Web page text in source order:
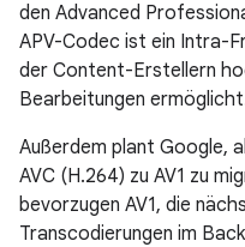
den Advanced
APV-Codec ist ein Intra-
der Content-Erstellern
Bearbeitungen
Außerdem plant Google,
AVC (H.264) zu AV1 zu
bevorzugen AV1, die
Transcodierungen im